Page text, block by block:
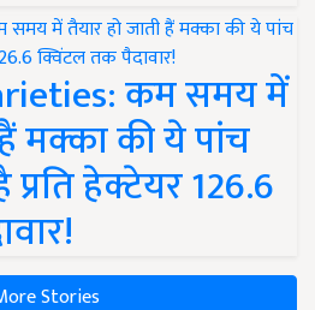
कम समय में
मक्का की ये पांच
हेक्टेयर 126.6
Stories